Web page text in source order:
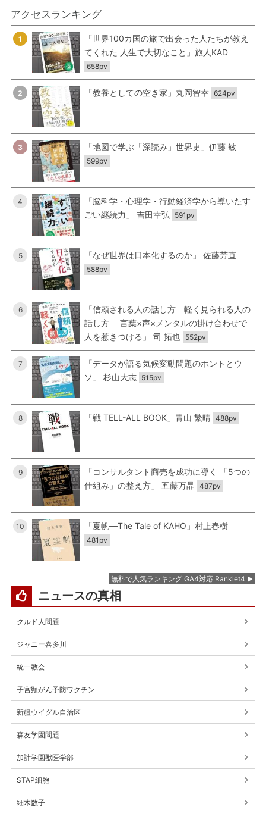
アクセスランキング
1
「世界100カ国の旅で出会った人たちが教え
てくれた 人生で大切なこと」旅人KAD
658pv
2 「教養としての空き家」丸岡智幸 624pv
3 「地図で学ぶ「深読み」世界史」伊藤 敏
599pv
4
「脳科学・心理学・行動経済学から導いたす
ごい継続力」 吉田幸弘
591pv
5 「なぜ世界は日本化するのか」 佐藤芳直
588pv
6
「信頼される人の話し方 軽く見られる人の
話し方 言葉×声×メンタルの掛け合わせで
人を惹きつける」 司 拓也 552pv
7
「データが語る気候変動問題のホントとウ
ソ」 杉山大志 515pv
8 「戦 TELL-ALL BOOK」青山 繁晴 488pv
9
「コンサルタント商売を成功に導く 「5つの
仕組み」の整え方」 五藤万晶 487pv
10 「夏帆―The Tale of KAHO」村上春樹
481pv
無料で人気ランキング GA4対応 Ranklet4
ニュースの真相
クルド人問題
ジャニー喜多川
統一教会
子宮頸がん予防ワクチン
新疆ウイグル自治区
森友学園問題
加計学園獣医学部
STAP細胞
細木数子